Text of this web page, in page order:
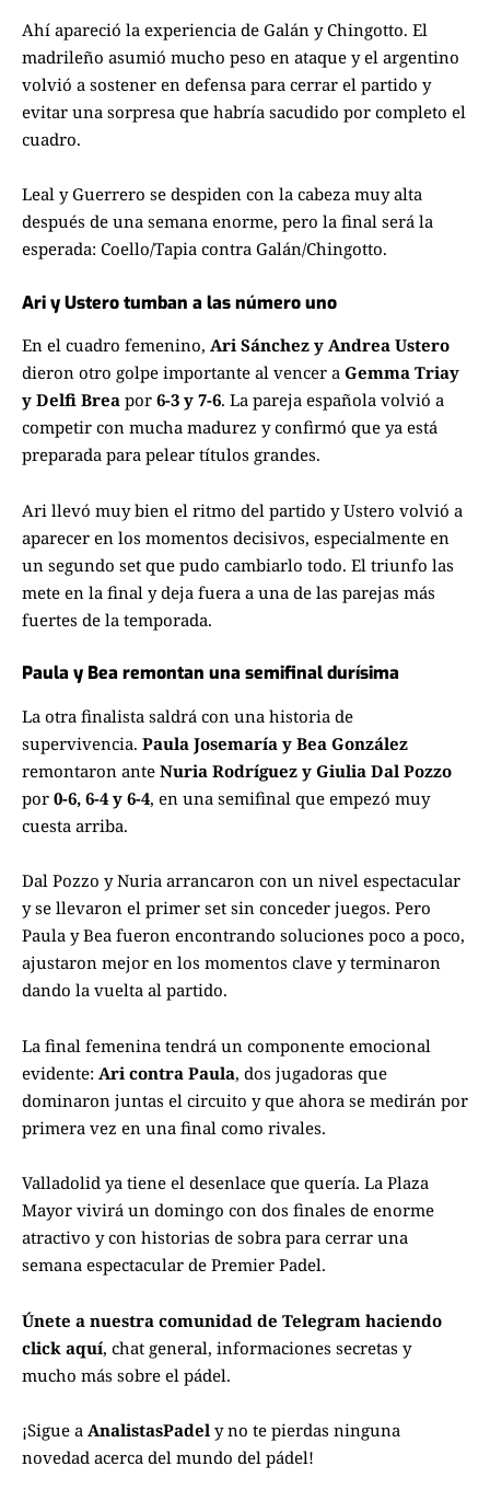
Ahí apareció la experiencia de Galán y Chingotto. El
madrileño asumió mucho peso en ataque y el argentino
volvió a sostener en defensa para cerrar el partido y
evitar una sorpresa que habría sacudido por completo el
cuadro.
Leal y Guerrero se despiden con la cabeza muy alta
después de una semana enorme, pero la final será la
esperada: Coello/Tapia contra Galán/Chingotto.
Ari y Ustero tumban a las número uno
En el cuadro femenino, Ari Sánchez y Andrea Ustero
dieron otro golpe importante al vencer a Gemma Triay
y Delfi Brea por 6-3 y 7-6. La pareja española volvió a
competir con mucha madurez y confirmó que ya está
preparada para pelear títulos grandes.
Ari llevó muy bien el ritmo del partido y Ustero volvió a
aparecer en los momentos decisivos, especialmente en
un segundo set que pudo cambiarlo todo. El triunfo las
mete en la final y deja fuera a una de las parejas más
fuertes de la temporada.
Paula y Bea remontan una semifinal durísima
La otra finalista saldrá con una historia de
supervivencia. Paula Josemaría y Bea González
remontaron ante Nuria Rodríguez y Giulia Dal Pozzo
por 0-6, 6-4 y 6-4, en una semifinal que empezó muy
cuesta arriba.
Dal Pozzo y Nuria arrancaron con un nivel espectacular
y se llevaron el primer set sin conceder juegos. Pero
Paula y Bea fueron encontrando soluciones poco a poco,
ajustaron mejor en los momentos clave y terminaron
dando la vuelta al partido.
La final femenina tendrá un componente emocional
evidente: Ari contra Paula, dos jugadoras que
dominaron juntas el circuito y que ahora se medirán por
primera vez en una final como rivales.
Valladolid ya tiene el desenlace que quería. La Plaza
Mayor vivirá un domingo con dos finales de enorme
atractivo y con historias de sobra para cerrar una
semana espectacular de Premier Padel.
Únete a nuestra comunidad de Telegram haciendo
click aquí, chat general, informaciones secretas y
mucho más sobre el pádel.
¡Sigue a AnalistasPadel y no te pierdas ninguna
novedad acerca del mundo del pádel!